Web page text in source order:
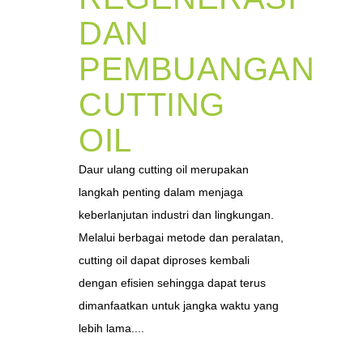
DAN
PEMBUANGAN
CUTTING
OIL
Daur ulang cutting oil merupakan
langkah penting dalam menjaga
keberlanjutan industri dan lingkungan.
Melalui berbagai metode dan peralatan,
cutting oil dapat diproses kembali
dengan efisien sehingga dapat terus
dimanfaatkan untuk jangka waktu yang
lebih lama....